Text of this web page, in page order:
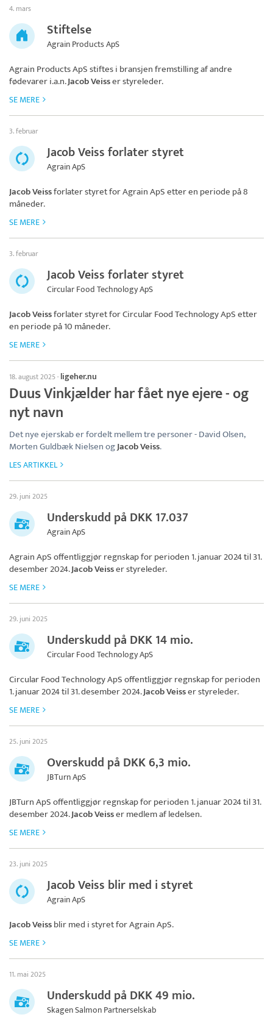
4. mars
Stiftelse
Agrain Products ApS
Agrain Products ApSstiftes i bransjen fremstilling af andre
fødevarer i.a.n.Jacob Veisser styreleder.
SE MERE
3. februar
Jacob Veiss forlater styret
Agrain ApS
Jacob Veissforlater styret forAgrain ApSetter en periode på 8
måneder.
SE MERE
3. februar
Jacob Veiss forlater styret
Circular Food Technology ApS
Jacob Veissforlater styret forCircular Food Technology ApSetter
en periode på 10 måneder.
SE MERE
18. august 2025· ligeher.nu
Duus Vinkjælder har fået nye ejere - og
nyt navn
Det nye ejerskab er fordelt mellem tre personer - David Olsen,
Morten Guldbæk Nielsen ogJacob Veiss.
LES ARTIKKEL
29. juni 2025
Underskudd på DKK 17.037
Agrain ApS
Agrain ApSoffentliggjør regnskap for perioden 1. januar 2024 til 31.
desember 2024.Jacob Veisser styreleder.
SE MERE
29. juni 2025
Underskudd på DKK 14 mio.
Circular Food Technology ApS
Circular Food Technology ApSoffentliggjør regnskap for perioden
1. januar 2024 til 31. desember 2024.Jacob Veisser styreleder.
SE MERE
25. juni 2025
Overskudd på DKK 6,3 mio.
JBTurn ApS
JBTurn ApSoffentliggjør regnskap for perioden 1. januar 2024 til 31.
desember 2024.Jacob Veisser medlem af ledelsen.
SE MERE
23. juni 2025
Jacob Veiss blir med i styret
Agrain ApS
Jacob Veissblir med i styret forAgrain ApS.
SE MERE
11. mai 2025
Underskudd på DKK 49 mio.
Skagen Salmon Partnerselskab